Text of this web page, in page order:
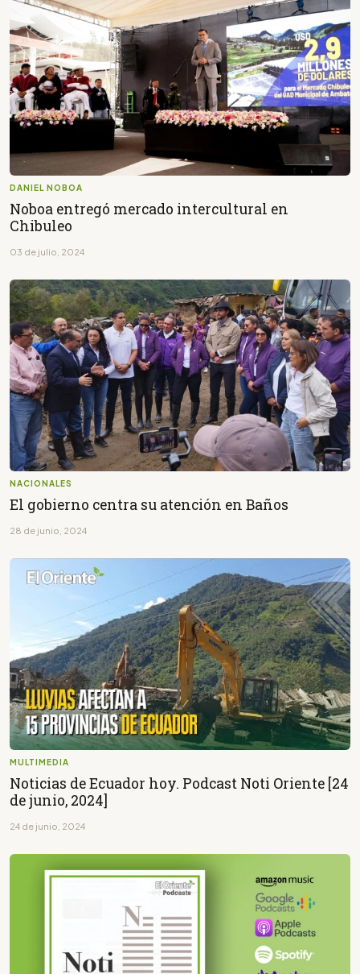
DANIEL NOBOA
Noboa entregó mercado intercultural en
Chibuleo
03 de julio, 2024
NACIONALES
El gobierno centra su atención en Baños
28 de junio, 2024
MULTIMEDIA
Noticias de Ecuador hoy. Podcast Noti Oriente [24
de junio, 2024]
24 de junio, 2024